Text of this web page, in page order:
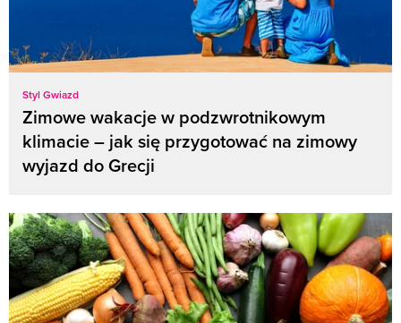
Styl Gwiazd
Zimowe wakacje w podzwrotnikowym
klimacie – jak się przygotować na zimowy
wyjazd do Grecji